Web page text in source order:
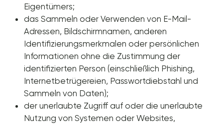
Eigentümers;
das Sammeln oder Verwenden von E-Mail-
Adressen, Bildschirmnamen, anderen
Identifizierungsmerkmalen oder persönlichen
Informationen ohne die Zustimmung der
identifizierten Person (einschließlich Phishing,
Internetbetrügereien, Passwortdiebstahl und
Sammeln von Daten);
der unerlaubte Zugriff auf oder die unerlaubte
Nutzung von Systemen oder Websites,